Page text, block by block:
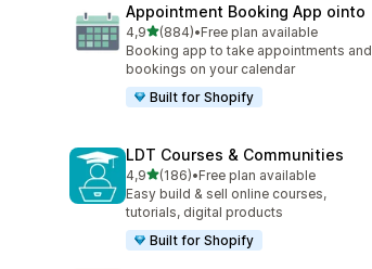
Appointment Booking App ointo
4,9av 5 stjerner
(884)
Totalt 884 omtaler
•Free plan available
Booking app to take appointments and
bookings on your calendar
Built for Shopify
LDT Courses & Communities
4,9av 5 stjerner
(186)
Totalt 186 omtaler
•Free plan available
Easy build & sell online courses,
tutorials, digital products
Built for Shopify